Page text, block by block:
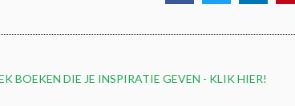
BOEKEN DIE JE INSPIRATIE GEVEN - KLIK HIER!